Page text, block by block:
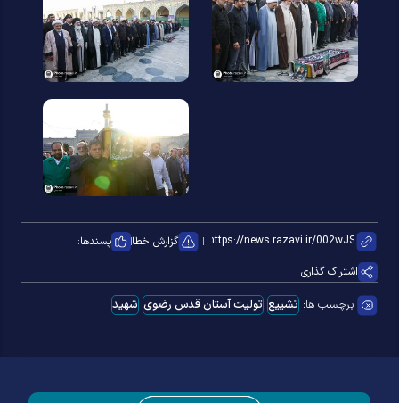
گزارش خطا
پسندها:
اشتراک گذاری
برچسب ها: تشییع تولیت آستان قدس رضوی شهید